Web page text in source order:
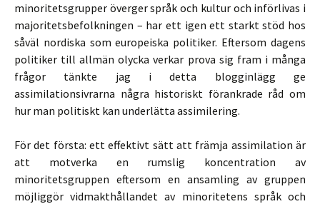
minoritetsgrupper överger språk och kultur och införlivas i
majoritetsbefolkningen – har ett igen ett starkt stöd hos
såväl nordiska som europeiska politiker. Eftersom dagens
politiker till allmän olycka verkar prova sig fram i många
frågor tänkte jag i detta blogginlägg ge
assimilationsivrarna några historiskt förankrade råd om
hur man politiskt kan underlätta assimilering.
För det första: ett effektivt sätt att främja assimilation är
att motverka en rumslig koncentration av
minoritetsgruppen eftersom en ansamling av gruppen
möjliggör vidmakthållandet av minoritetens språk och